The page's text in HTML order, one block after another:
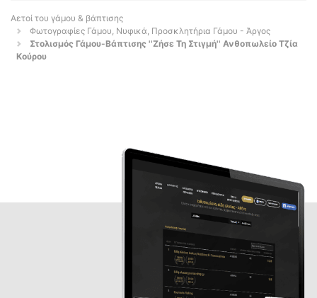
Αετοί του γάμου & βάπτισης
Φωτογραφίες Γάμου, Νυφικά, Προσκλητήρια Γάμου - Άργος
Στολισμός Γάμου-Βάπτισης ''Ζήσε Τη Στιγμή'' Ανθοπωλείο Τζία
Κούρου